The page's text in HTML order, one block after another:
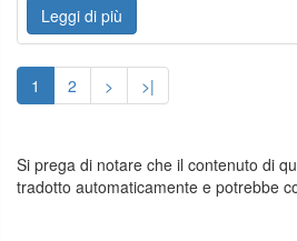
Leggi di più
1 2 > >|
Si prega di notare che il contenuto di
tradotto automaticamente e potrebbe